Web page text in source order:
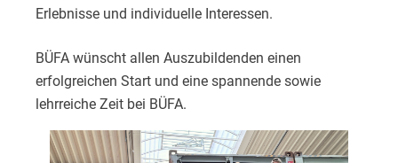
Erlebnisse und individuelle Interessen.
BÜFA wünscht allen Auszubildenden einen
erfolgreichen Start und eine spannende sowie
lehrreiche Zeit bei BÜFA.